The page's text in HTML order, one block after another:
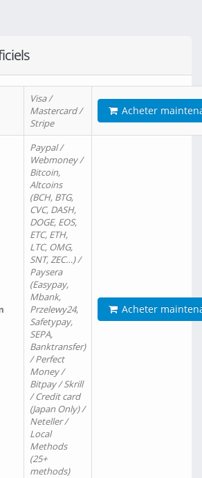
Visa /
Mastercard /
Stripe
Acheter
Paypal /
Webmoney /
Bitcoin,
Altcoins
(BCH, BTG,
CVC, DASH,
DOGE, EOS,
ETC, ETH,
LTC, OMG,
SNT, ZEC…) /
Paysera
(Easypay,
Mbank,
Przelewy24,
Safetypay,
SEPA,
Banktransfer)
/ Perfect
Money /
Bitpay / Skrill
/ Credit card
(Japan Only) /
Neteller /
Local
Methods
(25+
methods)
Acheter